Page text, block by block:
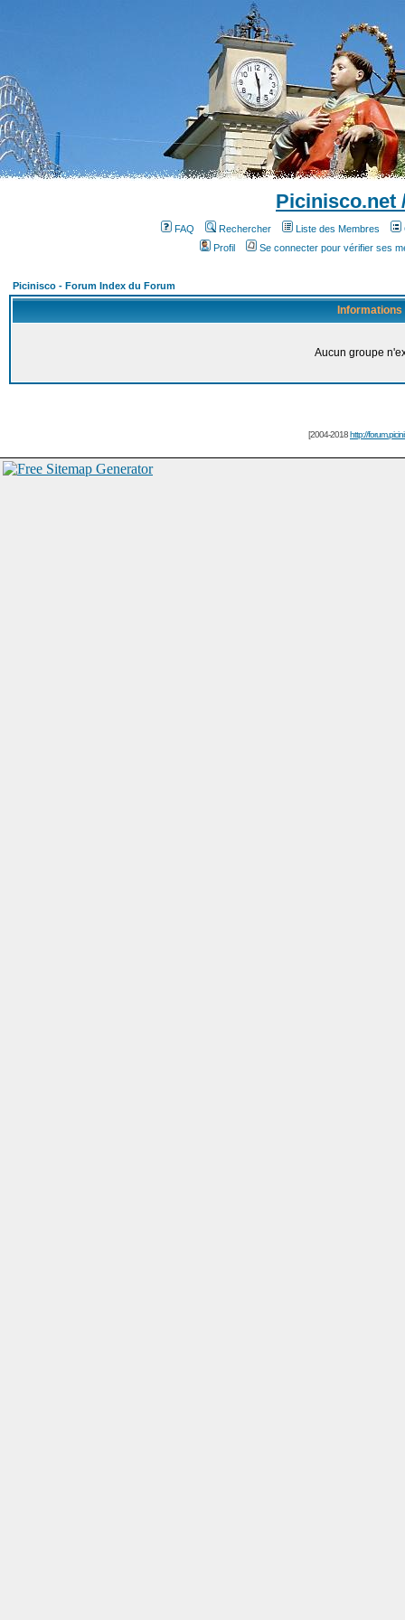
Picinisco.net
FAQ Rechercher Liste des Membres
Profil
Se connecter pour vérifier ses
Picinisco - Forum Index du Forum
Informations
Aucun groupe
[2004-2018http://